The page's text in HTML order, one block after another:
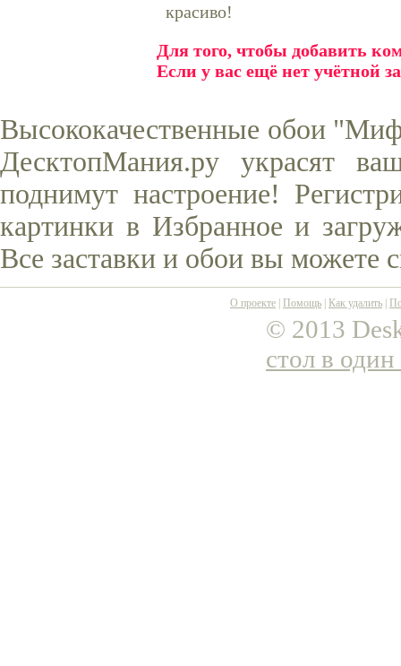
красиво!
Для того, чтобы добавить
Если у вас ещё нет учётной
Высококачественные обои
ДесктопМания.ру украсят
поднимут настроение!
картинки в Избранное и
Все заставки и обои вы можете
О проекте Помощь Как удалить
© 2013
стол в